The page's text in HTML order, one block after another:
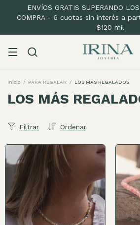
ENVÍOS GRATIS SUPERANDO
COMPRA - 6 cuotas sin interés a
$120 mil
Inicio / PARA REGALAR / LOS MÁS REGALADOS
LOS MÁS
Ordenar
Filtrar